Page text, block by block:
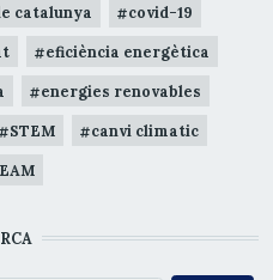
catalunya covid-19
eficiència energètica
energies renovables
STEM canvi climatic